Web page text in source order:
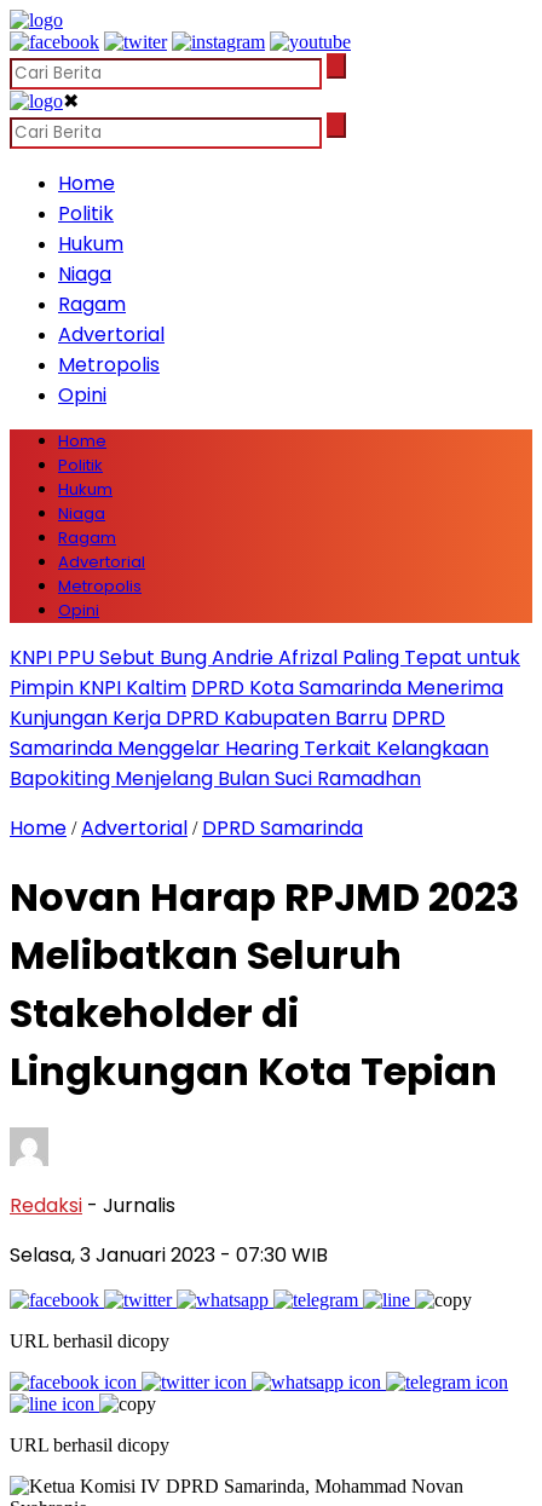
✖
Home
Politik
Hukum
Niaga
Ragam
Advertorial
Metropolis
Opini
Home
Politik
Hukum
Niaga
Ragam
Advertorial
Metropolis
Opini
KNPI PPU Sebut Bung Andrie Afrizal Paling Tepat untuk
Pimpin KNPI Kaltim DPRD Kota Samarinda Menerima
Kunjungan Kerja DPRD Kabupaten Barru DPRD
Samarinda Menggelar Hearing Terkait Kelangkaan
Bapokiting Menjelang Bulan Suci Ramadhan
Home /Advertorial / DPRD Samarinda
Novan Harap RPJMD 2023
Melibatkan Seluruh
Stakeholder di
Lingkungan Kota Tepian
Redaksi - Jurnalis
Selasa, 3 Januari 2023 - 07:30 WIB
URL berhasil dicopy
URL berhasil dicopy